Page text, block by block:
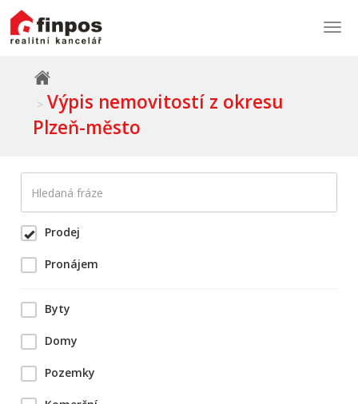
Výpis nemovitostí z okresu
Plzeň-město
Prodej
Pronájem
Byty
Domy
Pozemky